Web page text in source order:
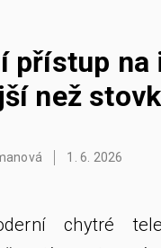
přístup na
než
1. 6. 2026
chytré